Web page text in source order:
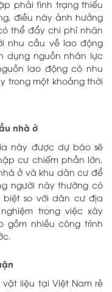
phải tình trạng thiếu
điều này ảnh hưởng
thể đẩy chi phí nhân
nhu cầu về lao động
dụng nguồn nhân lực
lao động có nhu
trong một khoảng thời
nhà ở
này được dự báo sẽ
cư chiếm phần lớn,
ở và khu dân cư để
người này thường có
so với dân cư địa
trong việc xây
nhiều công trình
liệu tại Việt Nam rẻ